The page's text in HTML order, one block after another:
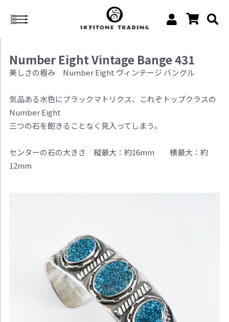
Number Eight Vintage Bange 431
美しさの極み Number Eight ヴィンテージ バングル
気品ある水色にブラックマトリクス、これぞトップクラスの
Number Eight
三つの石を飽きることなく見入ってしまう。
センターの石の大きさ 縦最大：約16mm 横最大：約
12mm